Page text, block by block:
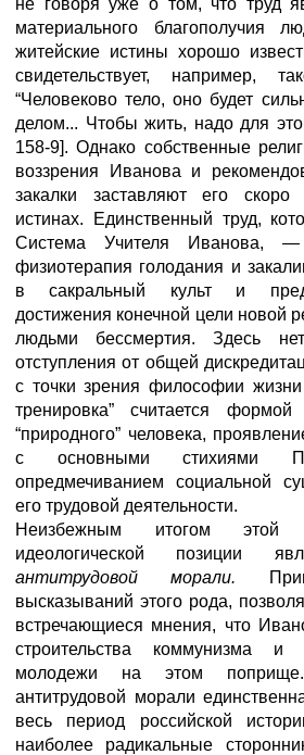
не говоря уже о том, что труд
материального благополучия
житейские истины хорошо
свидетельствует, например,
“Человеково тело, оно будет
делом... Чтобы жить, надо для
158-9]. Однако собственные
воззрения Иванова и
закалки заставляют его
истинах. Единственный труд,
Система Учителя Иванова, —
физиотерапия голодания и
в сакральный культ и
достижения конечной цели новой
людьми бессмертия. Здесь
отступления от общей
с точки зрения философии жизни
тренировка” считается формой
“природного” человека,
с основными стихиями
опредмечиванием социальной
его трудовой деятельности.
Неизбежным итогом этой
идеологической позиции
антитрудовой морали.
высказываний этого рода,
встречающиеся мнения, что
строительства коммунизма и
молодежи на этом
антитрудовой морали
весь период российской
наиболее радикальные